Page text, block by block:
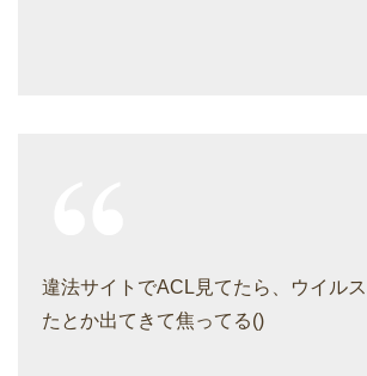
違法サイトでACL見てたら、ウイル
たとか出てきて焦ってる()